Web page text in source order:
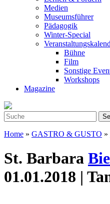
Medien
Museumsführer
Pädagogik
Winter-Special
Bühne
Film
Sonstige
Workshops
Magazine
Home » GASTRO & GUSTO »
St. Barbara
01.01.2018 |